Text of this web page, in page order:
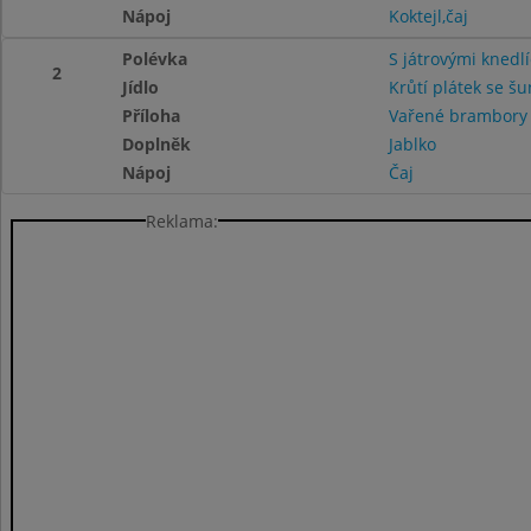
Nápoj
Koktejl,čaj
2
Polévka
S játrovými
Jídlo
Krůtí plátek se
Příloha
Vařené brambory
Doplněk
Jablko
Nápoj
Čaj
Reklama: